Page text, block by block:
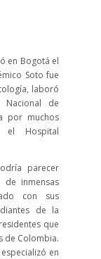
en Bogotá el
Soto fue
laboró
de
por muchos
el Hospital
parecer
inmensas
con sus
de la
que
de Colombia.
en